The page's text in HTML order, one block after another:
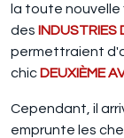
la toute nouvelle
des INDUSTRIES
permettraient
chic DEUXIÈME
Cependant, il
emprunte les